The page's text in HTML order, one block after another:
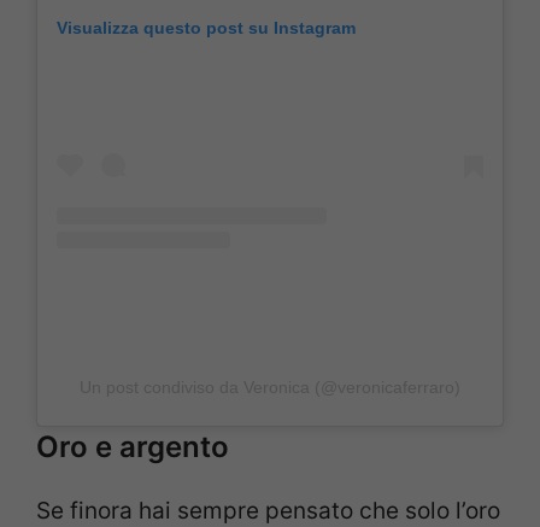
Visualizza questo post su Instagram
Oro e argento
Se finora hai sempre pensato che solo l’oro